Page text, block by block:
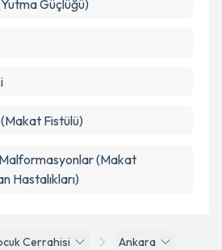
Cerrahisi Ankara
Güçlüğü)
Fistülü)
(Makat
Hastalıkları)